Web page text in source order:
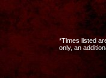
*Times listed
only, an